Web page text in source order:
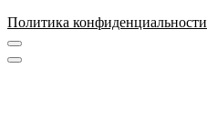
Политика конфиденциальности